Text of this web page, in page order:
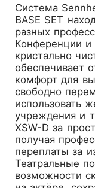
Система
BASE SET
разных
Конференции и
кристально
обеспечивает
комфорт для
свободно
использовать
учреждения и
XSW-D за
получая
переплаты за
Театральные
возможности